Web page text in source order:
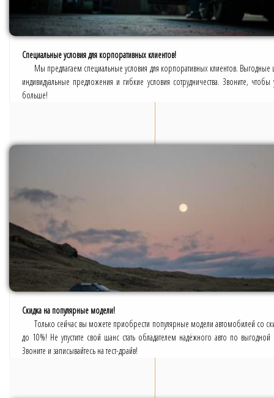
Специальные условия для корпоративных клиентов!
Мы предлагаем специальные условия для корпоративных клиентов.
индивидуальные предложения и гибкие условия сотрудничества. Звоните, чтобы
больше!
Скидка на популярные модели!
Только сейчас вы можете приобрести популярные модели автомобилей со
до 10%! Не упустите свой шанс стать обладателем надёжного авто по выгодной
Звоните и записывайтесь на тест-драйв!